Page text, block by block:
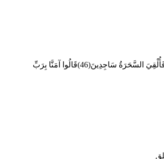
قَالَ لَهُمْ مُوسَى أَلْقُوا مَا أَنْتُمْ مُلْقُونَ(43)فَأَلْقَوْا حِبَالَهُمْ وَعِصِيَّهُمْ وَقَالُوا بِعِزَّةِ فِرْعَوْنَ إِنَّا لَنَحْنُ الْغَالِبُونَ(44)فَأَلْقَى مُوسَى عَصَاهُ فَإِذَا هِيَ تَلْقَفُ مَا يَأْفِكُونَ(45)فَأُلْقِيَ السَّحَرَةُ سَاجِدِينَ(46)قَالُوا آمَنَّا بِرَبِّ